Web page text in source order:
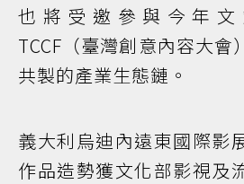
也將受邀參與今年
TCCF（臺灣創意內容大會
共製的產業生態鏈。
義大利烏迪內遠東國際影
作品造勢獲文化部影視及